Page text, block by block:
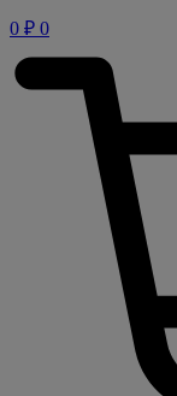
0 ₽ 0